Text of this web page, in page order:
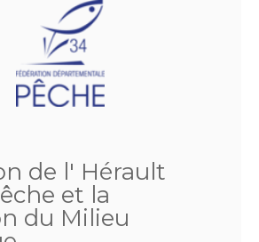
de l' Hérault
et la
du Milieu